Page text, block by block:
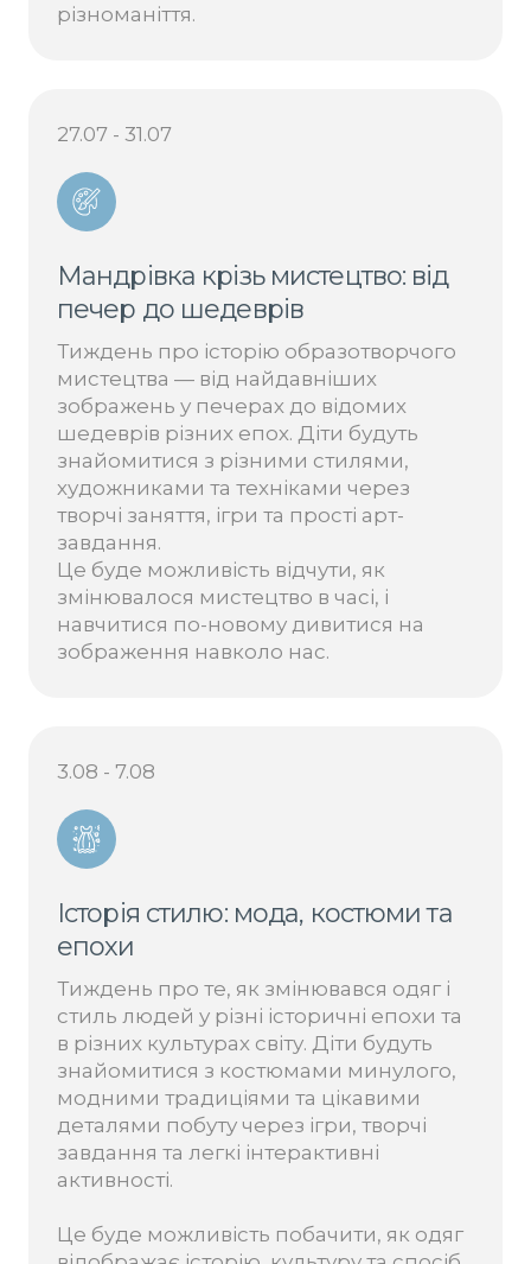
різноманіття.
27.07 - 31.07
Мандрівка крізь мистецтво: від
печер до шедеврів
Тиждень про історію образотворчого
мистецтва — від найдавніших
зображень у печерах до відомих
шедеврів різних епох. Діти будуть
знайомитися з різними стилями,
художниками та техніками через
творчі заняття, ігри та прості арт-
завдання.
Це буде можливість відчути, як
змінювалося мистецтво в часі, і
навчитися по-новому дивитися на
зображення навколо нас.
3.08 - 7.08
Історія стилю: мода, костюми та
епохи
Тиждень про те, як змінювався одяг і
стиль людей у різні історичні епохи та
в різних культурах світу. Діти будуть
знайомитися з костюмами минулого,
модними традиціями та цікавими
деталями побуту через ігри, творчі
завдання та легкі інтерактивні
активності.
Це буде можливість побачити, як одяг